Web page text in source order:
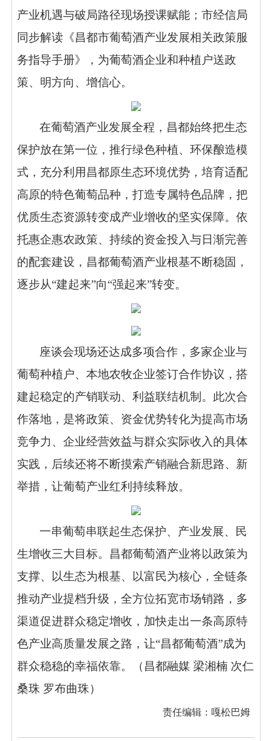
产业机遇与破局路径现场授课赋能；市经信局
同步解读《昌都市葡萄酒产业发展相关政策服
务指导手册》，为葡萄酒企业和种植户送政
策、明方向、增信心。
在葡萄酒产业发展全程，昌都始终把生态
保护放在第一位，推行绿色种植、环保酿造模
式，充分利用昌都原生态环境优势，培育适配
高原的特色葡萄品种，打造专属特色品牌，把
优质生态资源转变成产业增收的坚实保障。依
托惠企惠农政策、持续的资金投入与日渐完善
的配套建设，昌都葡萄酒产业根基不断稳固，
逐步从“建起来”向“强起来”转变。
座谈会现场还达成多项合作，多家企业与
葡萄种植户、本地农牧企业签订合作协议，搭
建起稳定的产销联动、利益联结机制。此次合
作落地，是将政策、资金优势转化为提高市场
竞争力、企业经营效益与群众实际收入的具体
实践，后续还将不断摸索产销融合新思路、新
举措，让葡萄产业红利持续释放。
一串葡萄串联起生态保护、产业发展、民
生增收三大目标。昌都葡萄酒产业将以政策为
支撑、以生态为根基、以富民为核心，全链条
推动产业提档升级，全方位拓宽市场销路，多
渠道促进群众稳定增收，加快走出一条高原特
色产业高质量发展之路，让“昌都葡萄酒”成为
群众稳稳的幸福依靠。（昌都融媒 梁湘楠 次仁
桑珠 罗布曲珠）
责任编辑：嘎松巴姆